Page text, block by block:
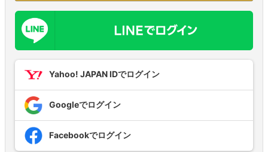
Yahoo! JAPAN IDでログイン
Googleでログイン
Facebookでログイン